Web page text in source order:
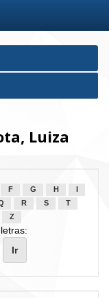
Luiza
F G H
R S
T
Z